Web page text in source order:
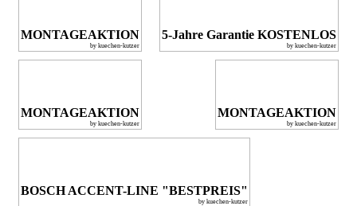
MONTAGEAKTION
by kuechen-kutzer
5-Jahre Garantie KOSTENLOS
by kuechen-kutzer
MONTAGEAKTION
by kuechen-kutzer
MONTAGEAKTION
by kuechen-kutzer
BOSCH ACCENT-LINE "BESTPREIS"
by kuechen-kutzer